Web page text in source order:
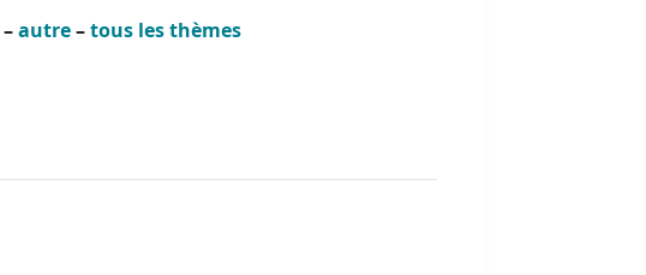
–autre–tous les thèmes